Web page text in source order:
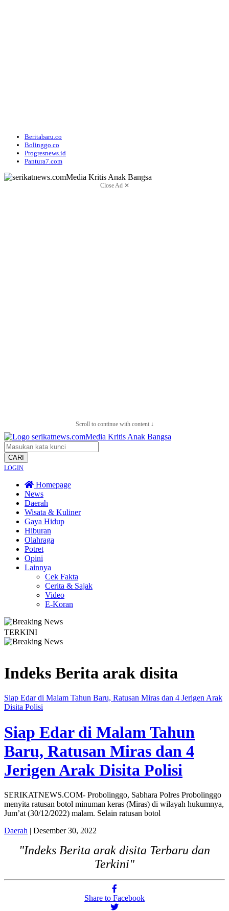
Beritabaru.co
Bolinggo.co
Progresnews.id
Pantura7.com
Close Ad ✕
Scroll to continue with content ↓
CARI
LOGIN
Homepage
News
Daerah
Wisata & Kuliner
Gaya Hidup
Hiburan
Olahraga
Potret
Opini
Lainnya
Cek Fakta
Cerita & Sajak
Video
E-Koran
TERKINI
Indeks Berita arak disita
Siap Edar di Malam Tahun Baru, Ratusan Miras dan 4 Jerigen Arak
Disita Polisi
Siap Edar di Malam Tahun
Baru, Ratusan Miras dan 4
Jerigen Arak Disita Polisi
SERIKATNEWS.COM- Probolinggo, Sabhara Polres Probolinggo
menyita ratusan botol minuman keras (Miras) di wilayah hukumnya,
Jum’at (30/12/2022) malam. Selain ratusan botol
Daerah | Desember 30, 2022
"Indeks Berita arak disita Terbaru dan
Terkini"
Share to Facebook